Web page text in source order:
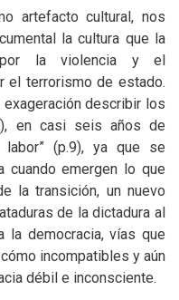
artefacto cultural, nos
la cultura que la
por la violencia y el
el terrorismo de estado.
describir los
en casi seis años de
(p.9), ya que se
cuando emergen lo que
la transición, un nuevo
de la dictadura al
la democracia, vías que
incompatibles y aún
débil e inconsciente.